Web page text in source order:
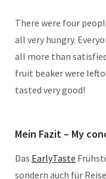
There were four
all very hungry.
all more than
fruit beaker were
tasted very good!
Mein Fazit – My
Das EarlyTaste
sondern auch für